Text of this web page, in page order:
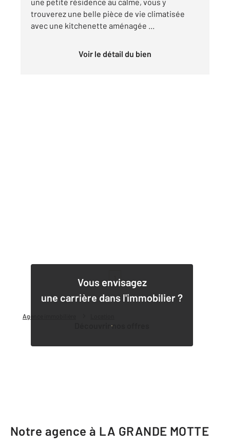
Agence immobilière
trouverez une belle pièce de vie climatisée
avec une kitchenette aménagée ...
Voir le détail du bien
Vous envisagez
une carrière dans l'immobilier ?
Découvrir nos offres
1
Notre agence à LA GRANDE MOTTE